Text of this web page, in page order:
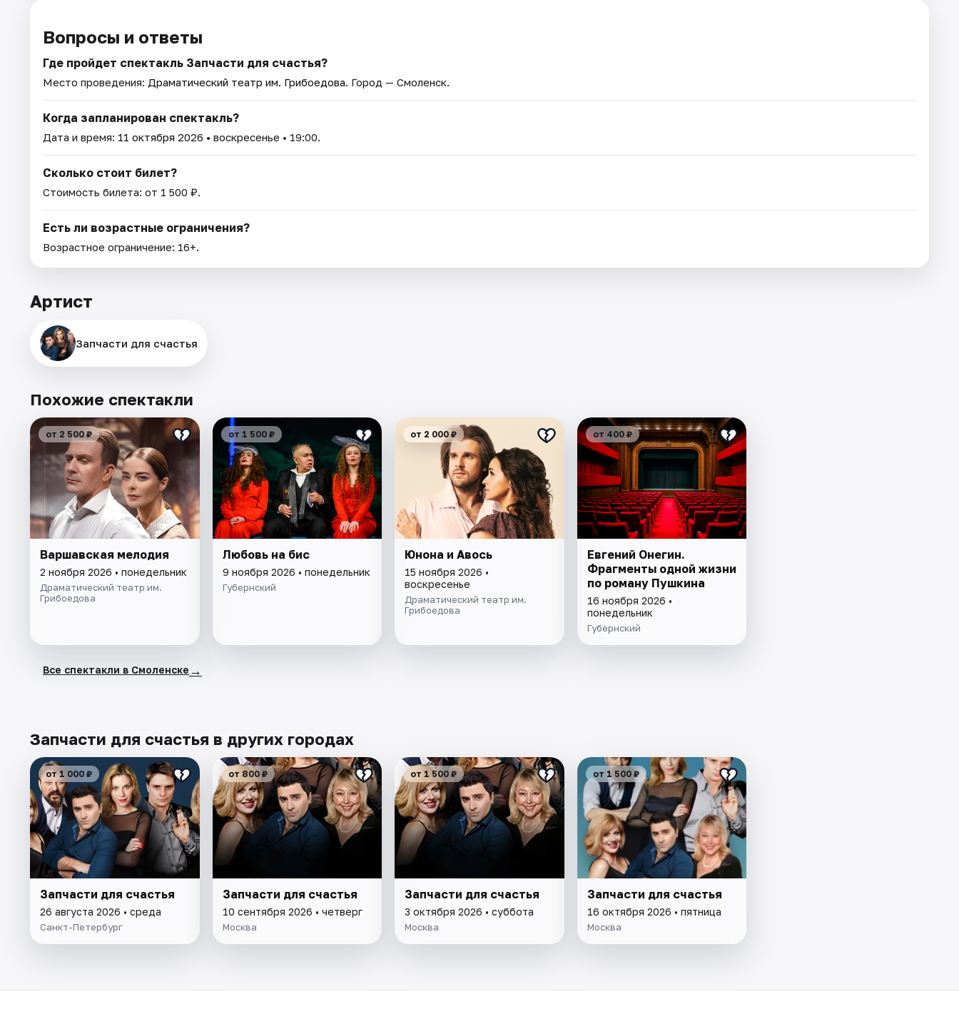
Вопросы и ответы
Где пройдет спектакль Запчасти для счастья?
Место проведения: Драматический театр им. Грибоедова. Город — Смоленск.
Когда запланирован спектакль?
Дата и время: 11 октября 2026 • воскресенье • 19:00.
Сколько стоит билет?
Стоимость билета: от 1 500 ₽.
Есть ли возрастные ограничения?
Возрастное ограничение: 16+.
Артист
Запчасти для счастья
Похожие спектакли
от 2 500 ₽
Варшавская мелодия
2 ноября 2026 • понедельник
Драматический театр им.
Грибоедова
от 1 500 ₽
Любовь на бис
9 ноября 2026 • понедельник
Губернский
от 2 000 ₽
Юнона и Авось
15 ноября 2026 •
воскресенье
Драматический театр им.
Грибоедова
от 400 ₽
Евгений Онегин.
Фрагменты одной жизни
по роману Пушкина
16 ноября 2026 •
понедельник
Губернский
Все спектакли в Смоленске →
Запчасти для счастья в других городах
от 1 000 ₽
Запчасти для счастья
26 августа 2026 • среда
Санкт-Петербург
от 800 ₽
Запчасти для счастья
10 сентября 2026 • четверг
Москва
от 1 500 ₽
Запчасти для счастья
3 октября 2026 • суббота
Москва
от 1 500 ₽
Запчасти для счастья
16 октября 2026 • пятница
Москва